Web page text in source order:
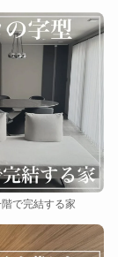
で完結する家